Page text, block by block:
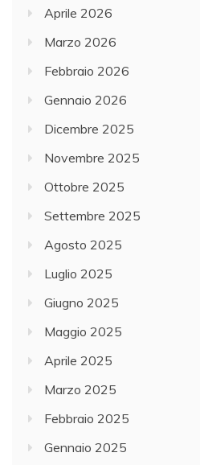
Aprile 2026
Marzo 2026
Febbraio 2026
Gennaio 2026
Dicembre 2025
Novembre 2025
Ottobre 2025
Settembre 2025
Agosto 2025
Luglio 2025
Giugno 2025
Maggio 2025
Aprile 2025
Marzo 2025
Febbraio 2025
Gennaio 2025